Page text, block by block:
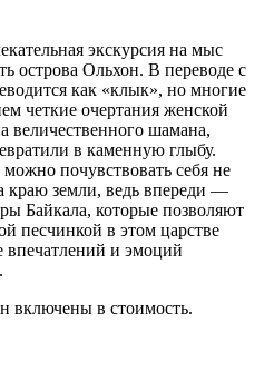
экскурсия на мыс
острова Ольхон. В переводе с
как «клык», но многие
четкие очертания женской
величественного шамана,
в каменную глыбу.
почувствовать себя не
краю земли, ведь впереди —
Байкала, которые позволяют
песчинкой в этом царстве
и эмоций
включены в стоимость.